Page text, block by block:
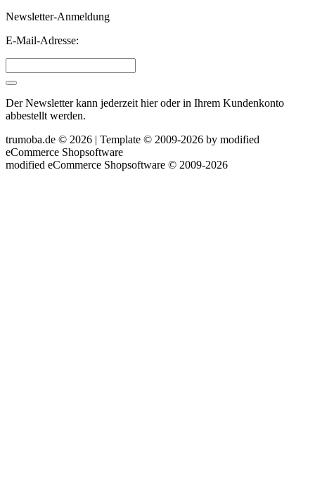
Newsletter-Anmeldung
E-Mail-Adresse:
Der Newsletter kann jederzeit hier oder in Ihrem Kundenkonto
abbestellt werden.
trumoba.de © 2026 | Template © 2009-2026 by modified
eCommerce Shopsoftware
modified eCommerce Shopsoftware © 2009-2026